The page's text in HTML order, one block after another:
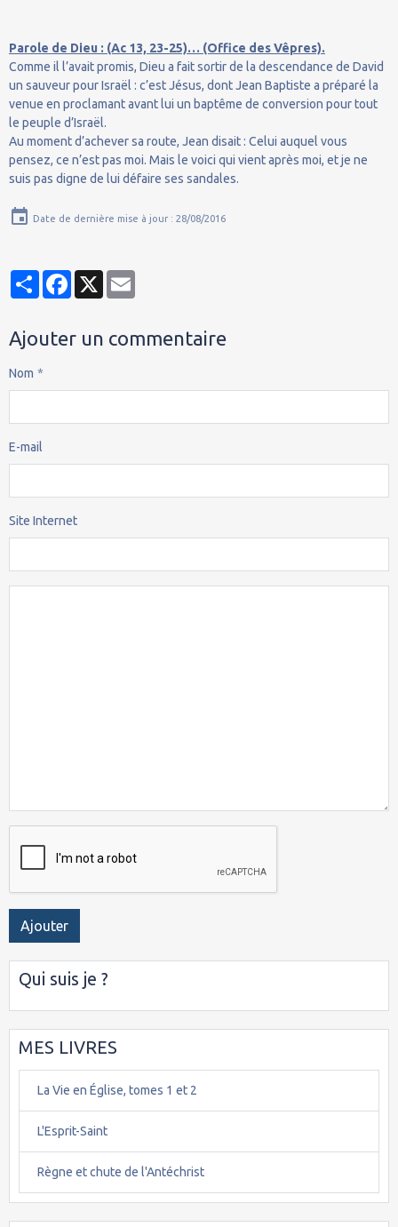
Parole de Dieu : (Ac 13, 23-25)… (Office des Vêpres).
Comme il l’avait promis, Dieu a fait sortir de la descendance de David
un sauveur pour Israël : c’est Jésus, dont Jean Baptiste a préparé la
venue en proclamant avant lui un baptême de conversion pour tout
le peuple d’Israël.
Au moment d’achever sa route, Jean disait : Celui auquel vous
pensez, ce n’est pas moi. Mais le voici qui vient après moi, et je ne
suis pas digne de lui défaire ses sandales.
Date de dernière mise à jour : 28/08/2016
PartagerFacebook
X
Ajouter un commentaire
Nom
E-mail
Site Internet
Ajouter
Qui suis je ?
MES LIVRES
La Vie en Église, tomes 1 et 2
L'Esprit-Saint
Règne et chute de l'Antéchrist